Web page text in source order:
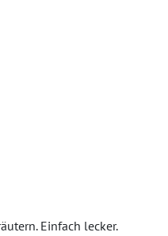
Einfach lecker.